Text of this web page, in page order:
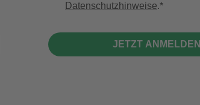
Datenschutzhinweise.
JETZT ANMELDEN